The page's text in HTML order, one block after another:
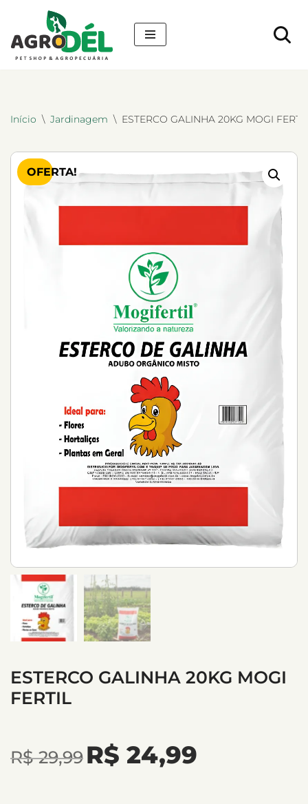
Pular
para
Início \ Jardinagem \ ESTERCO GALINHA 20KG MOGI
OFERTA!
ESTERCO GALINHA 20KG MOGI
FERTIL
R$29,99 R$ 24,99